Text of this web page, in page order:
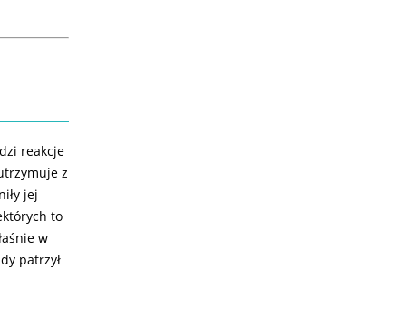
reakcje
z
jej
to
w
patrzył